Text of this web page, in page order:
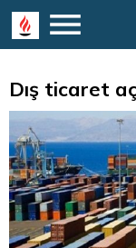
Dış ticaret